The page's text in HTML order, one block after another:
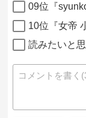
09位『
10位『女帝
読みたいと